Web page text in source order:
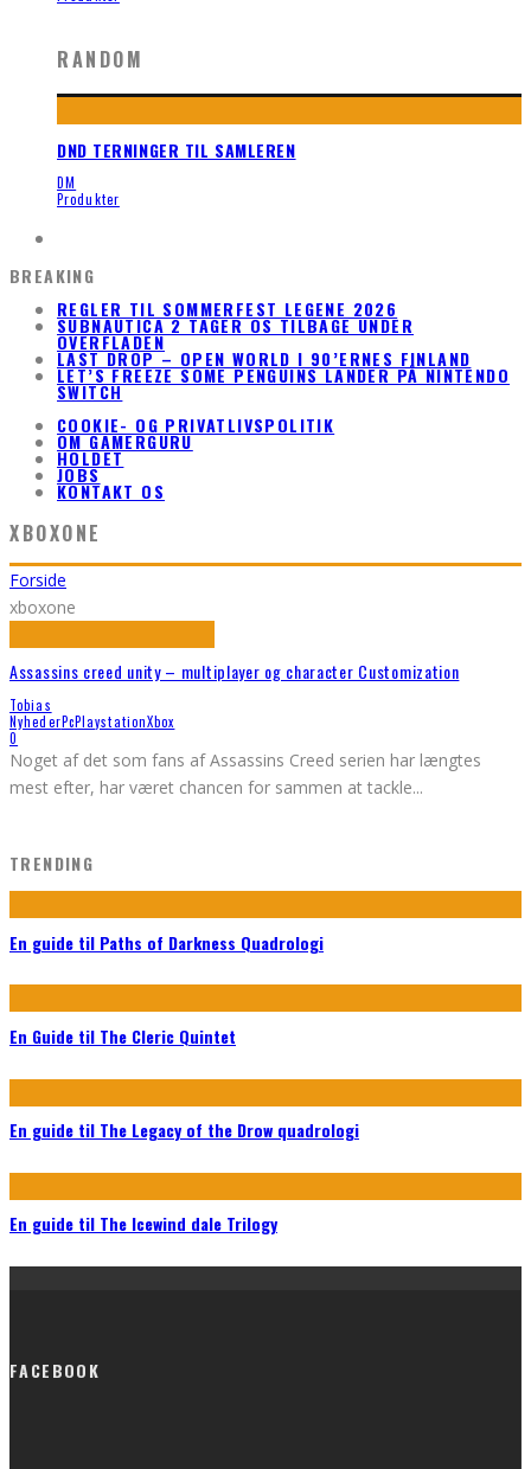
RANDOM
DND TERNINGER TIL SAMLEREN
DM
Produkter
BREAKING
REGLER TIL SOMMERFEST LEGENE 2026
SUBNAUTICA 2 TAGER OS TILBAGE UNDER
OVERFLADEN
LAST DROP – OPEN WORLD I 90’ERNES FINLAND
LET’S FREEZE SOME PENGUINS LANDER PÅ NINTENDO
SWITCH
COOKIE- OG PRIVATLIVSPOLITIK
OM GAMERGURU
HOLDET
JOBS
KONTAKT OS
XBOXONE
Forside
xboxone
Assassins creed unity – multiplayer og character Customization
Tobias
NyhederPcPlaystationXbox
0
Noget af det som fans af Assassins Creed serien har længtes
mest efter, har været chancen for sammen at tackle...
TRENDING
En guide til Paths of Darkness Quadrologi
En Guide til The Cleric Quintet
En guide til The Legacy of the Drow quadrologi
En guide til The Icewind dale Trilogy
FACEBOOK